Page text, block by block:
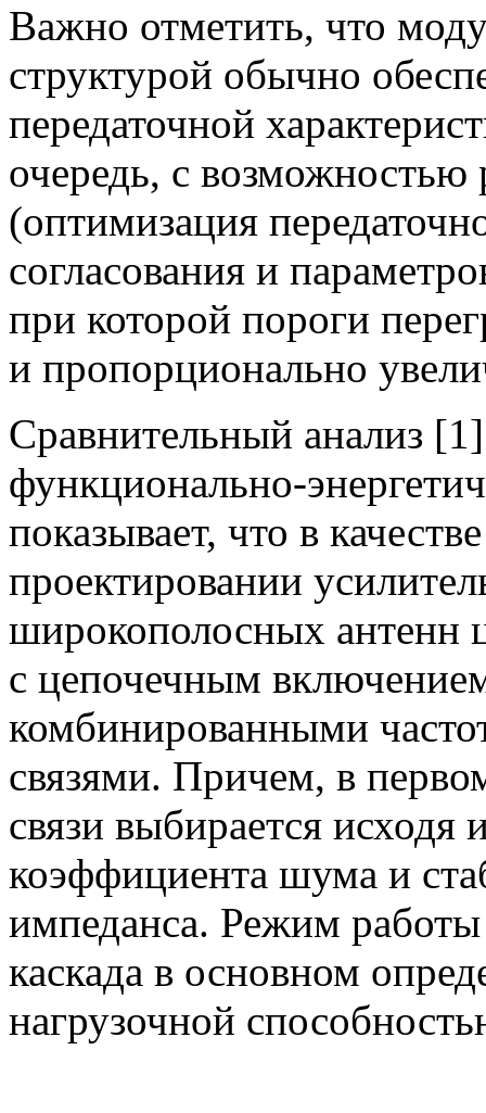
Важно отметить, что
структурой обычно
передаточной
очередь, с возможностью
(оптимизация
согласования и
при которой пороги
и пропорционально
Сравнительный анализ
функционально-
показывает, что в
проектировании
широкополосных антенн
с цепочечным
комбинированными
связями. Причем, в
связи выбирается исходя
коэффициента шума и
импеданса. Режим
каскада в основном
нагрузочной